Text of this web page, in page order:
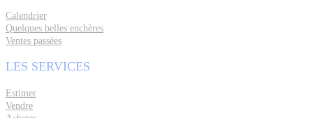
Calendrier
Quelques belles enchères
Ventes passées
LES SERVICES
Estimer
Vendre